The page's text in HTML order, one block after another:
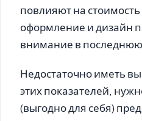
повлияют на
оформление и дизайн
внимание в
Недостаточно иметь
этих показателей,
(выгодно для себя)